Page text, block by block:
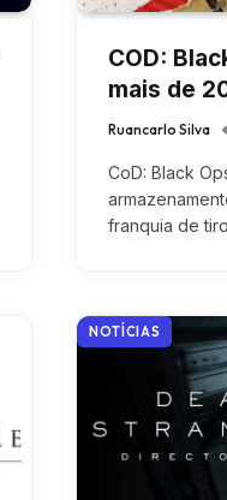
COD:
mais de
Ruancarlo Silva
CoD: Black
franquia de
NOTÍCIAS